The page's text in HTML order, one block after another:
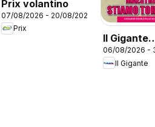
Prix volantino
07/08/2026 - 20/08/2026
Prix
Il Gigante
volantino
06/08/2026 -
Il Gigante